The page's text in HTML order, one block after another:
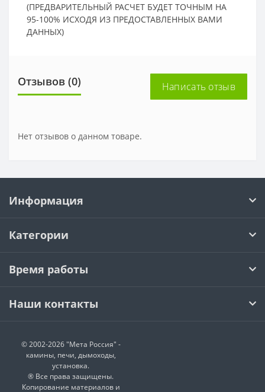
(ПРЕДВАРИТЕЛЬНЫЙ РАСЧЕТ БУДЕТ ТОЧНЫМ НА
95-100% ИСХОДЯ ИЗ ПРЕДОСТАВЛЕННЫХ ВАМИ
ДАННЫХ)
Отзывов (0) Написать отзыв
Нет отзывов о данном товаре.
Информация
Категории
Время работы
Наши контакты
© 2002-2026 "Мета Россия" -
камины, печи, дымоходы,
установка.
® Все права защищены.
Копирование материалов и